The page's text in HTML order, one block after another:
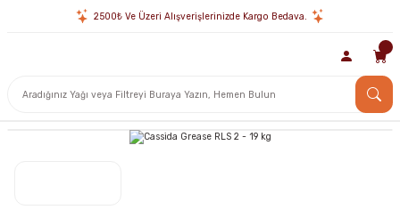
2500₺ Ve Üzeri Alışverişlerinizde Kargo Bedava.